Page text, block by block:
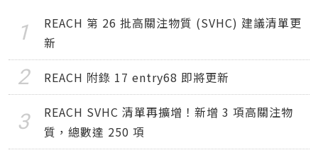
REACH 第 26 批高關注物質 (SVHC) 建議清單更
新
REACH 附錄 17 entry68 即將更新
REACH SVHC 清單再擴增！新增 3 項高關注物
質，總數達 250 項